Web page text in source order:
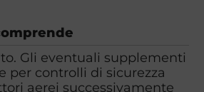
Gli eventuali supplementi
per controlli di sicurezza
aerei successivamente